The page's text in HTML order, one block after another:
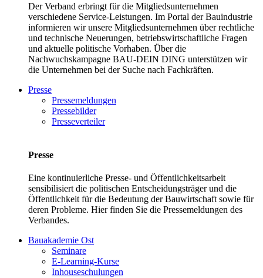
Der Verband erbringt für die Mitgliedsunternehmen
verschiedene Service-Leistungen. Im Portal der Bauindustrie
informieren wir unsere Mitgliedsunternehmen über rechtliche
und technische Neuerungen, betriebswirtschaftliche Fragen
und aktuelle politische Vorhaben. Über die
Nachwuchskampagne BAU-DEIN DING unterstützen wir
die Unternehmen bei der Suche nach Fachkräften.
Presse
Pressemeldungen
Pressebilder
Presseverteiler
Presse
Eine kontinuierliche Presse- und Öffentlichkeitsarbeit
sensibilisiert die politischen Entscheidungsträger und die
Öffentlichkeit für die Bedeutung der Bauwirtschaft sowie für
deren Probleme. Hier finden Sie die Pressemeldungen des
Verbandes.
Bauakademie Ost
Seminare
E-Learning-Kurse
Inhouseschulungen